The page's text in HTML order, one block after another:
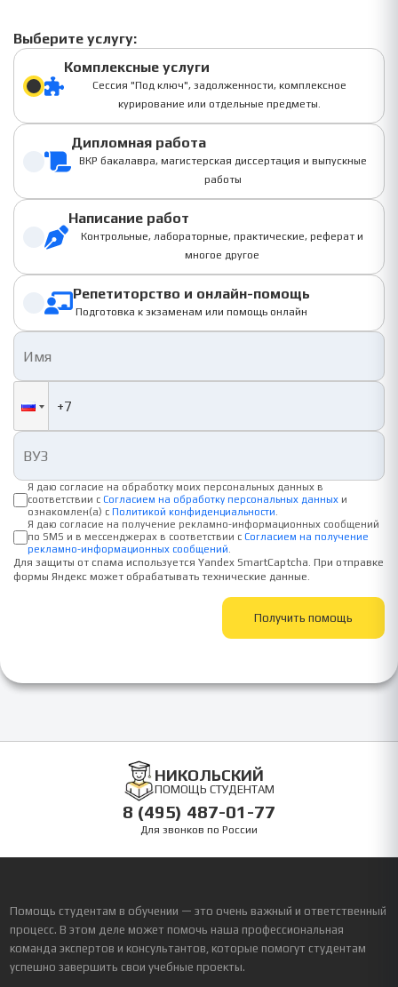
Выберите услугу:
Комплексные услуги
Сессия "Под ключ", задолженности, комплексное
курирование или отдельные предметы.
Дипломная работа
ВКР бакалавра, магистерская диссертация и выпускные
работы
Написание работ
Контрольные, лабораторные, практические, реферат и
многое другое
Репетиторство и онлайн-помощь
Подготовка к экзаменам или помощь онлайн
Я даю согласие на обработку моих персональных данных в
соответствии с Согласием на обработку персональных данных и
ознакомлен(а) с Политикой конфиденциальности
Я даю согласие на получение рекламно-информационных сообщений
по SMS и в мессенджерах в соответствии с Согласием на получение
рекламно-информационных сообщений
Для защиты от спама используется Yandex SmartCaptcha. При отправке
формы Яндекс может обрабатывать технические данные.
Получить помощь
НИКОЛЬСКИЙ
ПОМОЩЬ СТУДЕНТАМ
8 (495) 487-01-77
Для звонков по России
Помощь студентам в обучении — это очень важный и ответственный
процесс. В этом деле может помочь наша профессиональная
команда экспертов и консультантов, которые помогут студентам
успешно завершить свои учебные проекты.